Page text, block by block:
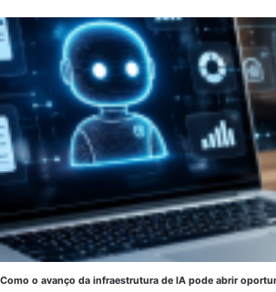
Como o avanço da infraestrutura de IA pode abrir